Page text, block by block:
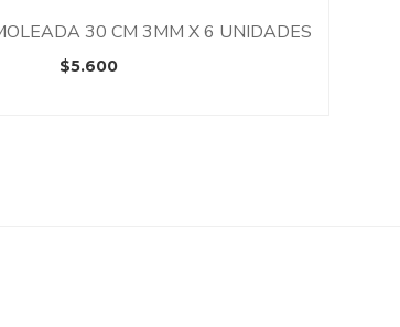
30 CM 3MM X 6 UNIDADES
$5.600